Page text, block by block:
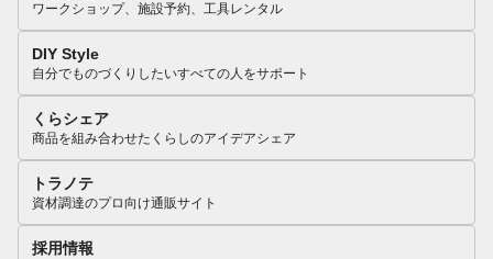
ワークショップ、施設予約、工具レンタル
DIY Style
自分でものづくりしたいすべての人をサポート
くらシェア
商品を組み合わせたくらしのアイデアシェア
トラノテ
資材調達のプロ向け通販サイト
採用情報